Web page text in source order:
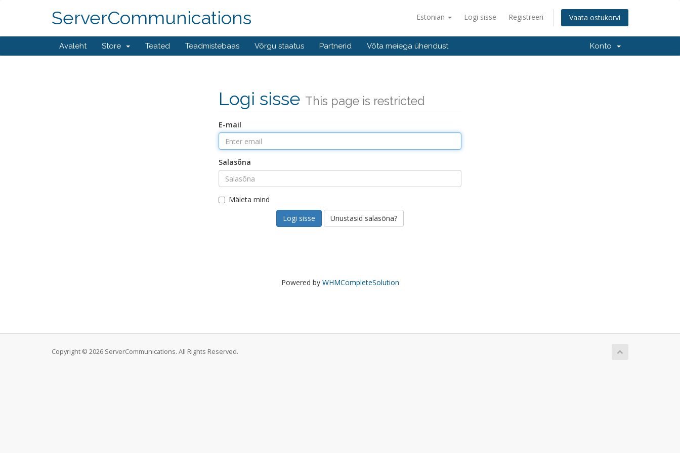
Estonian Logi sisse Registreeri Vaata ostukorvi
ServerCommunications
Avaleht Store Teated Teadmistebaas Võrgu staatus Partnerid Võta meiega ühendust Konto
Logi sisse This page is restricted
E-mail
Salasõna
Mäleta mind
Unustasid salasõna?
Powered by WHMCompleteSolution
Copyright © 2026 ServerCommunications. All Rights Reserved.